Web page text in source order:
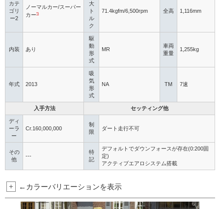
カテ
ゴリ
ー2
ノーマルカー/スーパー
カー*1
大
ト
ル
ク
71.4kgfm/6,500rpm 全高 1,116mm
内装 あり
駆
動
形
式
MR
車両
重量
1,255kg
年式 2013
吸
気
形
式
NA TM 7速
入手方法 セッティング他
ディ
ーラ
ー
Cr.160,000,000
制
限
ダート走行不可
その
他
---
特
記
デフォルトでダウンフォースが存在(0:200固
定)
アクティブエアロシステム搭載
+ ←カラーバリエーションを表示